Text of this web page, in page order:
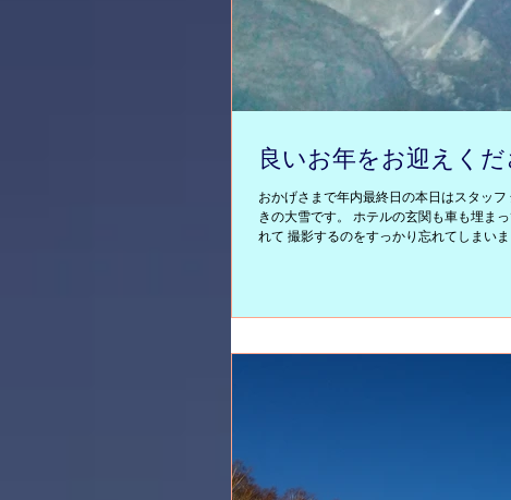
良いお年をお迎えく
おかげさまで年内最終日の本日はスタッ
きの大雪です。 ホテルの玄関も車も埋ま
れて 撮影するのをすっかり忘れてしまいま